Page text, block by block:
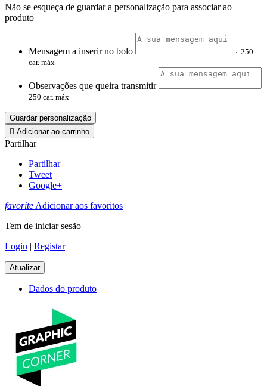
Não se esqueça de guardar a personalização para associar ao
produto
Mensagem a inserir no bolo
250
car. máx
Observações que queira transmitir
250 car. máx
Guardar personalização
 Adicionar ao carrinho
Partilhar
Partilhar
Tweet
Google+
favorite Adicionar aos favoritos
Tem de iniciar sesão
Login | Registar
Dados do produto